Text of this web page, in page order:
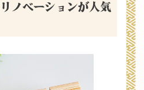
ノベーションが人気